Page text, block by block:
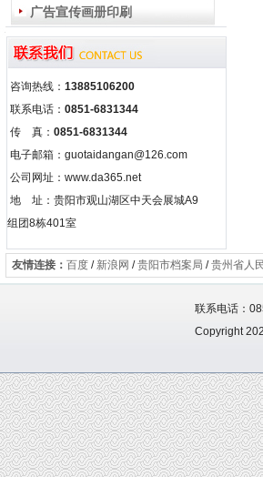
广告宣传画册印刷
咨询热线： 13885106200
联系电话： 0851-6831344
传 真： 0851-6831344
电子邮箱：guotaidangan@126.com
公司网址：www.da365.net
地 址：贵阳市观山湖区中天会展城A9
组团8栋401室
友情连接： 百度/ 新浪网 /贵阳市档案局 /贵州省人
联系电话：
Copyright